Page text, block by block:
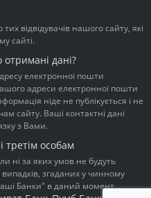
відвідувачів нашого сайту, які
сайті.
дані?
електронної пошти
адреси електронної пошти
ніде не публікується і не
сайту. Ваші контактні дані
з Вами.
третім особам
ні за яких умов не будуть
згаданих у чинному
Банки" в даний момент